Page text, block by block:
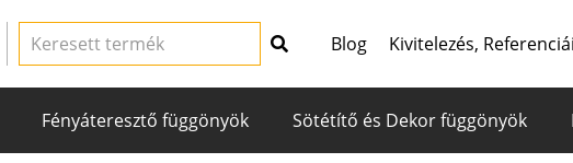
Blog Kivitelezés,
Fényáteresztő függönyök Sötétítő és Dekor függönyök